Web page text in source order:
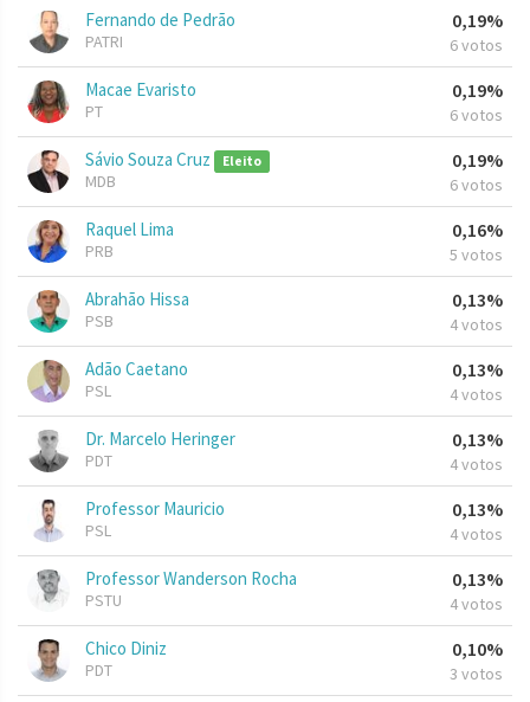
Fernando de Pedrão
PATRI
0,19%
6 votos
Macae Evaristo
PT
0,19%
6 votos
Sávio Souza Cruz Eleito
MDB
0,19%
6 votos
Raquel Lima
PRB
0,16%
5 votos
Abrahão Hissa
PSB
0,13%
4 votos
Adão Caetano
PSL
0,13%
4 votos
Dr. Marcelo Heringer
PDT
0,13%
4 votos
Professor Mauricio
PSL
0,13%
4 votos
Professor Wanderson Rocha
PSTU
0,13%
4 votos
Chico Diniz
PDT
0,10%
3 votos